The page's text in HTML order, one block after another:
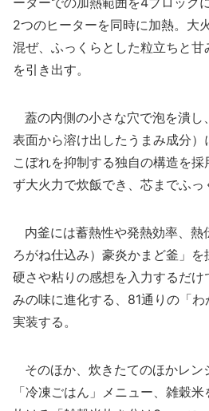
2つのヒーターを同時に加熱。大
混ぜ、ふっくらとした粒立ちと甘
を引き出す。
蓋の内側の小さな穴で泡を潰し
表面から溶け出したうまみ成分）
こぼれを抑制する独自の構造を
ず大火力で炊飯でき、芯までふっ
内釜には蓄熱性や発熱効率、熱
ろがね仕込み）豪炎かまど釜」
硬さや粘りの感想を入力するだ
みの味に進化する、81通りの「
実装する。
そのほか、炊きたてのほかレン
「冷凍ごはん」メニュー、雑穀